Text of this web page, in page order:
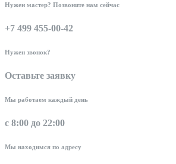
Нужен мастер? Позвоните нам сейчас
+7 499 455-00-42
Нужен звонок?
Оставьте заявку
Мы работаем каждый день
с 8:00 до 22:00
Мы находимся по адресу